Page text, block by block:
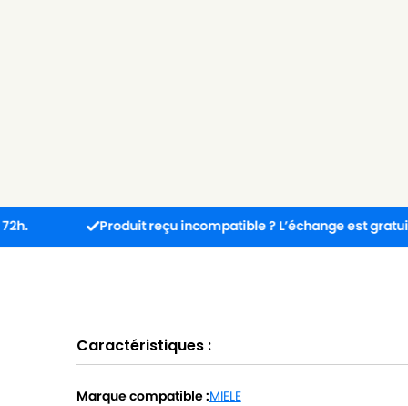
Produit reçu incompatible ? L’échange est gratuit !
Caractéristiques :
Marque compatible :MIELE